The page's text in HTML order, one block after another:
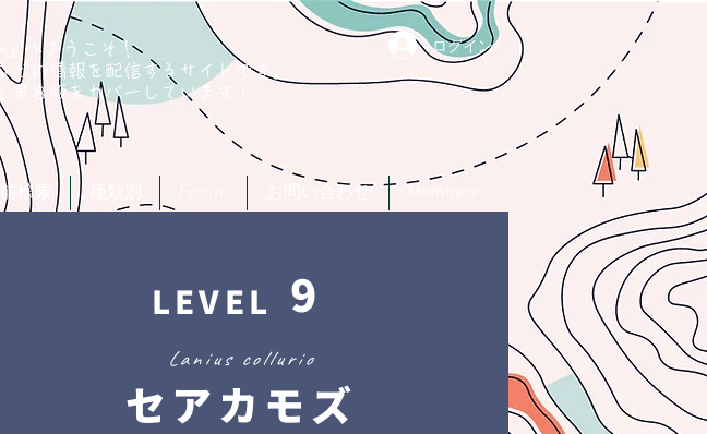
」へようこそ！
どの情報を配信するサイトです。
第８版をカバーしています！
ログイン
検索 お問い合わせ
9
LEVEL
Lanius collurio
セアカモズ